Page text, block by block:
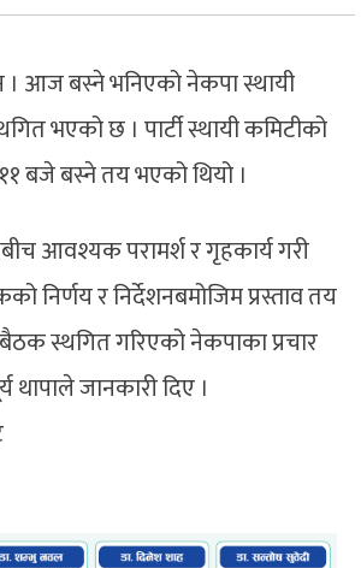
। आज बस्ने भनिएको नेकपा स्थायी
भएको छ । पार्टी स्थायी कमिटीको
बजे बस्ने तय भएको थियो ।
आवश्यक परामर्श र गृहकार्य गरी
निर्णय र निर्देशनबमोजिम प्रस्ताव तय
स्थगित गरिएको नेकपाका प्रचार
थापाले जानकारी दिए ।